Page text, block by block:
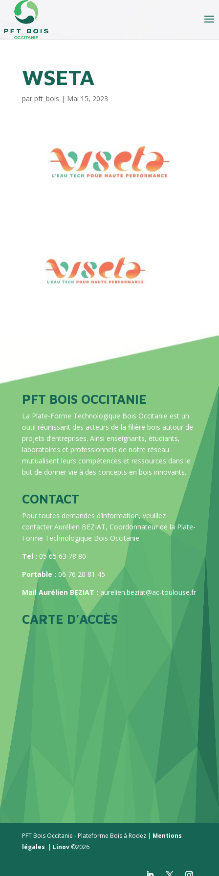
WSETA
par pft_bois | Mai 15, 2023
PFT BOIS OCCITANIE
La Plate-Forme Technologique Bois Occitanie est un
outil réunissant des acteurs de la filière bois autour de
projets d’entreprises. Ainsi enseignants, étudiants,
laboratoires et professionnels de notre réseau
mutualisent leurs compétences et ressources dans le
but de donner vie à des concepts en bois innovants.
CONTACT
Pour toutes demandes d’information, veuillez
contacter Aurélien BEZIAT, Coordonnateur de la Plate-
Forme Technologique Bois Occitanie
Tel : 05 65 63 78 80
Portable : 06 76 20 81 45
Mail Aurélien BEZIAT : aurelien.beziat@ac-toulouse.fr
CARTE D’ACCÈS
PFT Bois Occitanie - Plateforme Bois à Rodez | Mentions
légales | Linov©2026